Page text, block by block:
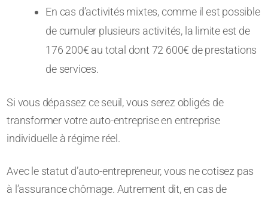
En cas d’activités mixtes, comme il est possible
de cumuler plusieurs activités, la limite est de
176 200€ au total dont 72 600€ de prestations
de services.
Si vous dépassez ce seuil, vous serez obligés de
transformer votre auto-entreprise en entreprise
individuelle à régime réel.
Avec le statut d’auto-entrepreneur, vous ne cotisez pas
à l’assurance chômage. Autrement dit, en cas de